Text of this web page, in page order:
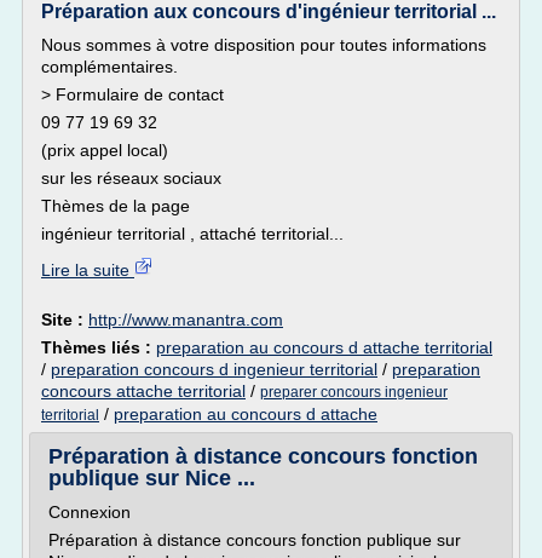
Préparation aux concours d'ingénieur territorial ...
Nous sommes à votre disposition pour toutes informations
complémentaires.
> Formulaire de contact
09 77 19 69 32
(prix appel local)
sur les réseaux sociaux
Thèmes de la page
ingénieur territorial , attaché territorial...
Lire la suite
Site : http://www.manantra.com
Thèmes liés : preparation au concours d attache territorial
/ preparation concours d ingenieur territorial / preparation
concours attache territorial / preparer concours ingenieur
territorial / preparation au concours d attache
Préparation à distance concours fonction
publique sur Nice ...
Connexion
Préparation à distance concours fonction publique sur